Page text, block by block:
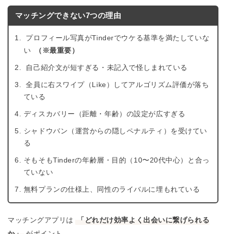
マッチングできない7つの理由
プロフィール写真がTinderでウケる基準を満たしていな
い
（※最重要）
自己紹介文が短すぎる・未記入で怪しまれている
全員に右スワイプ（Like）してアルゴリズム評価が落ち
ている
ディスカバリー（距離・年齢）の設定が広すぎる
シャドウバン（運営からの隠しペナルティ）を受けてい
る
そもそもTinderの年齢層・目的（10〜20代中心）と合っ
ていない
無料プランの仕様上、同性のライバルに埋もれている
マッチングアプリは
「どれだけ効率よく出会いに繋げられる